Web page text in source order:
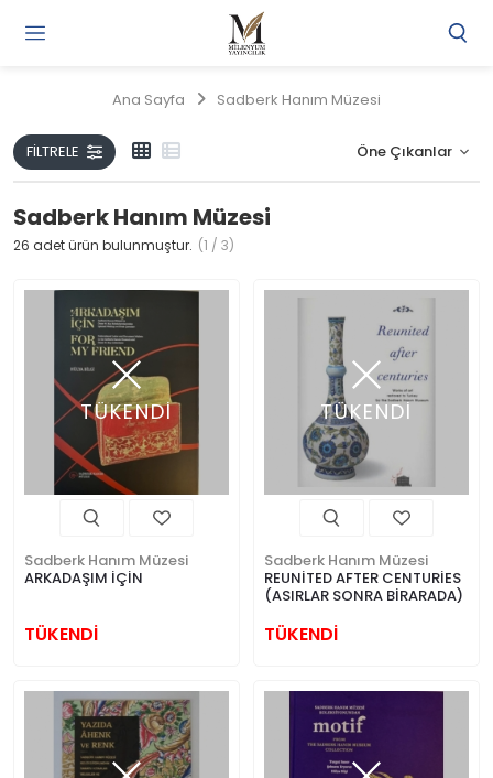
Ana Sayfa Sadberk Hanım Müzesi
FILTRELE
Sadberk Hanım Müzesi
26 adet ürün bulunmuştur. (1 / 3)
TÜKENDİ
Sadberk Hanım Müzesi
ARKADAŞIM İÇİN
TÜKENDİ
TÜKENDİ
Sadberk Hanım Müzesi
REUNİTED AFTER CENTURİES
(ASIRLAR SONRA BİRARADA)
TÜKENDİ